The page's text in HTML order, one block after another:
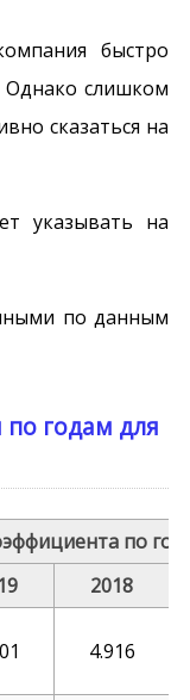
быстро
Однако слишком
сказаться на
указывать на
по данным
годам для
по
2018
4.916